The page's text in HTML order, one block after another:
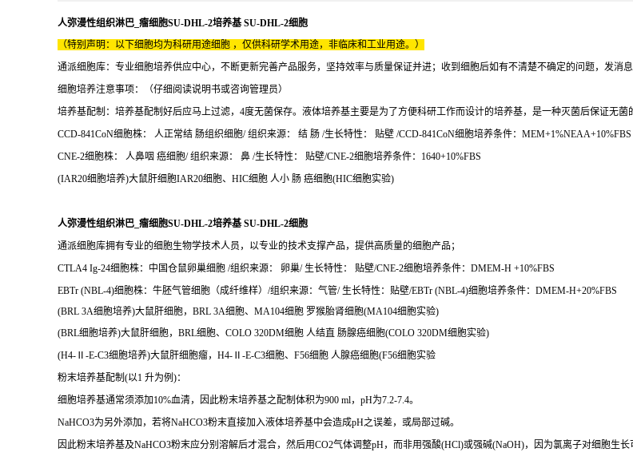
人弥漫性组织淋巴_瘤细胞SU-DHL-2培养基 SU-DHL-2细胞
（特别声明：以下细胞均为科研用途细胞 ，仅供科研学术用途，非临床和工业用途。）
通派细胞库：专业细胞培养供应中心，不断更新完善产品服务，坚持效率与质量保证并进；收到细胞后如有不清楚不确定的问题，发消
细胞培养注意事项：（仔细阅读说明书或咨询管理员）
培养基配制：培养基配制好后应马上过滤，4度无菌保存。液体培养基主要是为了方便科研工作而设计的培养基，是一种灭菌后保证无
CCD-841CoN细胞株： 人正常结 肠组织细胞/ 组织来源： 结 肠 /生长特性： 贴壁 /CCD-841CoN细胞培养条件：MEM+1%NEAA+10%FBS
CNE-2细胞株： 人鼻咽 癌细胞/ 组织来源： 鼻 /生长特性： 贴壁/CNE-2细胞培养条件：1640+10%FBS
(IAR20细胞培养)大鼠肝细胞IAR20细胞、HIC细胞 人小 肠 癌细胞(HIC细胞实验)
人弥漫性组织淋巴_瘤细胞SU-DHL-2培养基 SU-DHL-2细胞
通派细胞库拥有专业的细胞生物学技术人员，以专业的技术支撑产品，提供高质量的细胞产品；
CTLA4 Ig-24细胞株：中国仓鼠卵巢细胞 /组织来源： 卵巢/ 生长特性： 贴壁/CNE-2细胞培养条件：DMEM-H +10%FBS
EBTr (NBL-4)细胞株：牛胚气管细胞（成纤维样）/组织来源：气管/ 生长特性：贴壁/EBTr (NBL-4)细胞培养条件：DMEM-H+20%FBS
(BRL 3A细胞培养)大鼠肝细胞，BRL 3A细胞、MA104细胞 罗猴胎肾细胞(MA104细胞实验)
(BRL细胞培养)大鼠肝细胞，BRL细胞、COLO 320DM细胞 人结直 肠腺癌细胞(COLO 320DM细胞实验)
(H4-Ⅱ-E-C3细胞培养)大鼠肝细胞瘤，H4-Ⅱ-E-C3细胞、F56细胞 人腺癌细胞(F56细胞实验
粉末培养基配制(以1 升为例)：
细胞培养基通常须添加10%血清，因此粉末培养基之配制体积为900 ml，pH为7.2-7.4。
NaHCO3为另外添加，若将NaHCO3粉末直接加入液体培养基中会造成pH之误差，或局部过碱。
因此粉末培养基及NaHCO3粉末应分别溶解后才混合，然后用CO2气体调整pH，而非用强酸(HCl)或强碱(NaOH)，因为氯离子对细胞生